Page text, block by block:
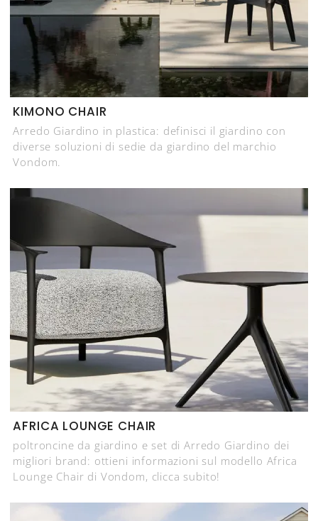
KIMONO CHAIR
Arredo Giardino in plastica: definisci il giardino con
diverse soluzioni di sedie da giardino del marchio
Vondom.
AFRICA LOUNGE CHAIR
poltroncine da giardino e set di Arredo Giardino dei
migliori brand: ottieni informazioni sul modello Africa
Lounge Chair di Vondom, clicca subito!